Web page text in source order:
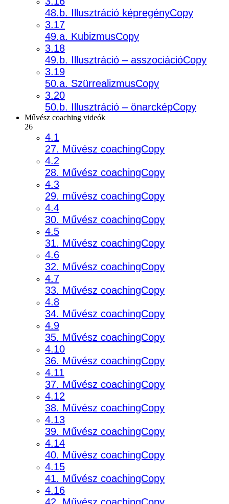
48.b. Illusztráció képregényCopy
3.17
49.a. KubizmusCopy
3.18
49.b. Illusztráció – asszociációCopy
3.19
50.a. SzürrealizmusCopy
3.20
50.b. Illusztráció – önarcképCopy
Művész coaching videók
26
4.1
27. Művész coachingCopy
4.2
28. Művész coachingCopy
4.3
29. művész coachingCopy
4.4
30. Művész coachingCopy
4.5
31. Művész coachingCopy
4.6
32. Művész coachingCopy
4.7
33. Művész coachingCopy
4.8
34. Művész coachingCopy
4.9
35. Művész coachingCopy
4.10
36. Művész coachingCopy
4.11
37. Művész coachingCopy
4.12
38. Művész coachingCopy
4.13
39. Művész coachingCopy
4.14
40. Művész coachingCopy
4.15
41. Művész coachingCopy
4.16